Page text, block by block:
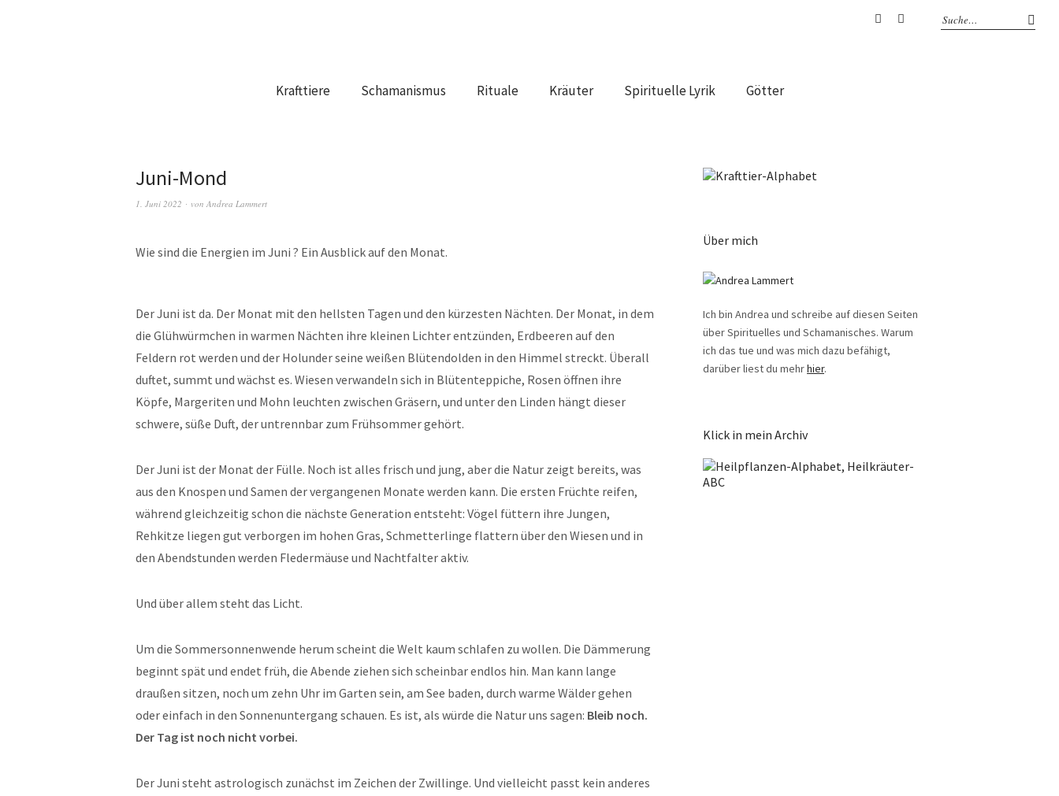
Krafttiere Schamanismus Rituale Kräuter Spirituelle Lyrik Götter
Juni-Mond
1. Juni 2022 von Andrea Lammert
Wie sind die Energien im Juni ? Ein Ausblick auf den Monat.
Der Juni ist da. Der Monat mit den hellsten Tagen und den kürzesten Nächten. Der Monat, in dem
die Glühwürmchen in warmen Nächten ihre kleinen Lichter entzünden, Erdbeeren auf den
Feldern rot werden und der Holunder seine weißen Blütendolden in den Himmel streckt. Überall
duftet, summt und wächst es. Wiesen verwandeln sich in Blütenteppiche, Rosen öffnen ihre
Köpfe, Margeriten und Mohn leuchten zwischen Gräsern, und unter den Linden hängt dieser
schwere, süße Duft, der untrennbar zum Frühsommer gehört.
Der Juni ist der Monat der Fülle. Noch ist alles frisch und jung, aber die Natur zeigt bereits, was
aus den Knospen und Samen der vergangenen Monate werden kann. Die ersten Früchte reifen,
während gleichzeitig schon die nächste Generation entsteht: Vögel füttern ihre Jungen,
Rehkitze liegen gut verborgen im hohen Gras, Schmetterlinge flattern über den Wiesen und in
den Abendstunden werden Fledermäuse und Nachtfalter aktiv.
Und über allem steht das Licht.
Um die Sommersonnenwende herum scheint die Welt kaum schlafen zu wollen. Die Dämmerung
beginnt spät und endet früh, die Abende ziehen sich scheinbar endlos hin. Man kann lange
draußen sitzen, noch um zehn Uhr im Garten sein, am See baden, durch warme Wälder gehen
oder einfach in den Sonnenuntergang schauen. Es ist, als würde die Natur uns sagen: Bleib noch.
Der Tag ist noch nicht vorbei.
Der Juni steht astrologisch zunächst im Zeichen der Zwillinge. Und vielleicht passt kein anderes
Über mich
Ich bin Andrea und schreibe auf diesen Seiten
über Spirituelles und Schamanisches. Warum
ich das tue und was mich dazu befähigt,
darüber liest du mehrhier.
Klick in mein Archiv